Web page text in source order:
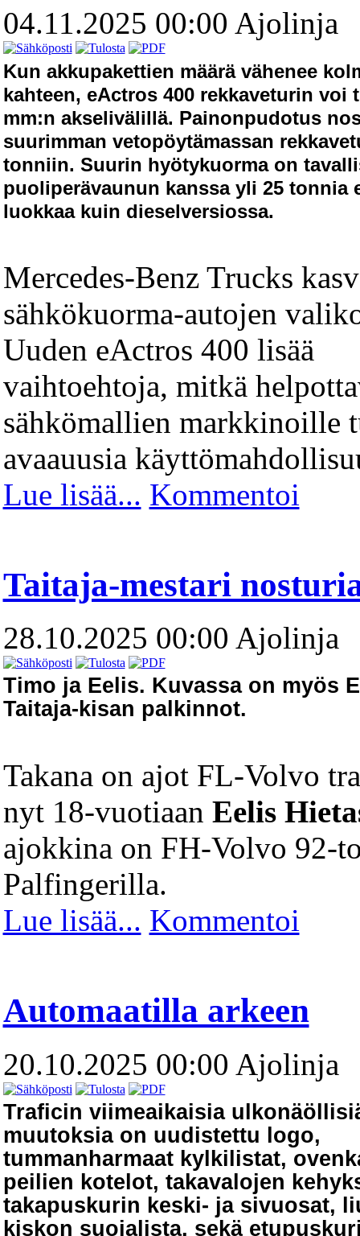
04.11.2025 00:00 Ajolinja
Kun akkupakettien määrä vähenee
kahteen, eActros 400 rekkaveturin voi
mm:n akselivälillä. Painonpudotus
suurimman vetopöytämassan
tonniin. Suurin hyötykuorma on
puoliperävaunun kanssa yli 25 tonnia
luokkaa kuin dieselversiossa.
Mercedes-Benz Trucks
sähkökuorma-autojen
Uuden eActros 400 lisää
vaihtoehtoja, mitkä
sähkömallien markkinoille
avaauusia
Lue lisää... Kommentoi
Taitaja-mestari
28.10.2025 00:00 Ajolinja
Timo ja Eelis. Kuvassa on myös
Taitaja-kisan palkinnot.
Takana on ajot FL-Volvo
nyt 18-vuotiaan Eelis
ajokkina on FH-Volvo 92-
Palfingerilla.
Lue lisää... Kommentoi
Automaatilla arkeen
20.10.2025 00:00 Ajolinja
Traficin viimeaikaisia
muutoksia on uudistettu logo,
tummanharmaat kylkilistat,
peilien kotelot, takavalojen
takapuskurin keski- ja sivuosat,
kiskon suojalista, sekä